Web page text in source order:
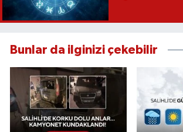
Bunlar da ilginizi çekebilir